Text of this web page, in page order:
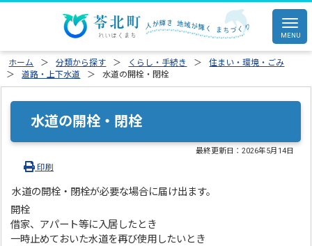
ホーム 分類から探す くらし・手続き
住まい・環境・ごみ
道路・上下水道
水道の開栓・閉栓
水道の開栓・閉栓
最終更新日：2026年5月14日
印刷
水道の開栓・閉栓が必要な場合に届け出ます。
開栓
借家、アパート等に入居したとき
一時止めておいた水道を再び使用したいとき